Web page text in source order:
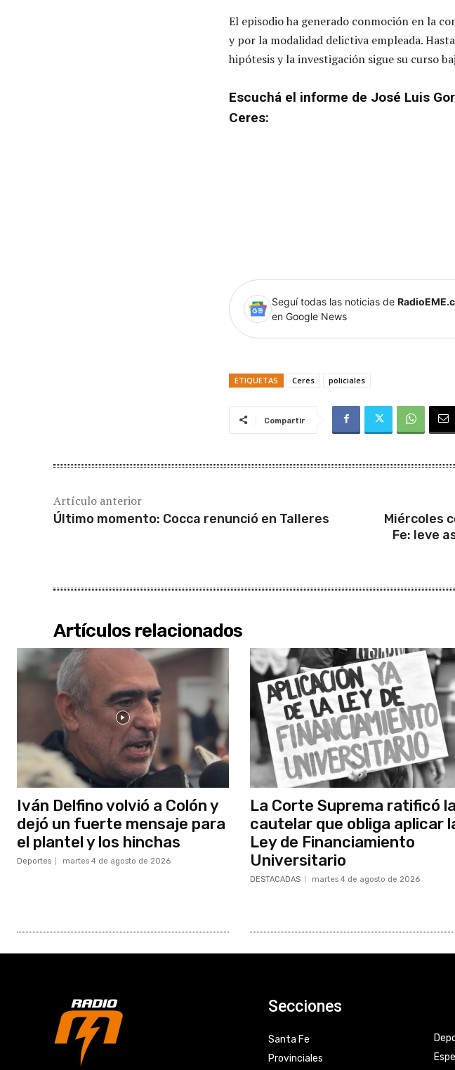
El episodio ha generado conmoción en la
y por la modalidad delictiva empleada.
hipótesis y la investigación sigue su curso
Escuchá el informe de José Luis
Ceres:
Seguí todas las noticias de
en Google News
ETIQUETAS Ceres policiales
Compartir
Artículo anterior
Último momento: Cocca renunció en Talleres
Miércoles
Fe: leve
Artículos relacionados
Iván Delfino volvió a Colón y
dejó un fuerte mensaje para
el plantel y los hinchas
Deportes martes 4 de agosto de 2026
La Corte Suprema ratificó la
cautelar que obliga aplicar
Ley de Financiamiento
Universitario
DESTACADAS martes 4 de agosto de 2026
Secciones
Santa Fe
Provinciales